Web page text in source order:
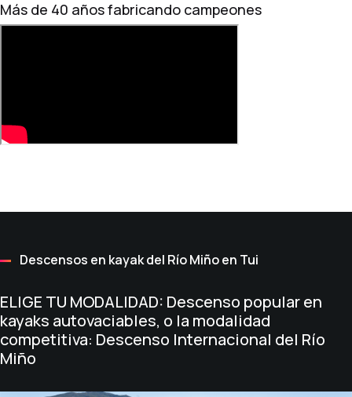
Más de 40 años fabricando campeones
Descensos en kayak del Río Miño en Tui
ELIGE TU MODALIDAD: Descenso popular en
kayaks autovaciables, o la modalidad
competitiva: Descenso Internacional del Río
Miño